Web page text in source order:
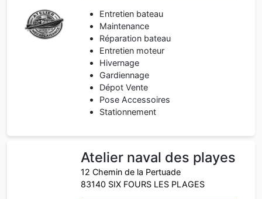
Entretien bateau
Maintenance
Réparation bateau
Entretien moteur
Hivernage
Gardiennage
Dépot Vente
Pose Accessoires
Stationnement
Atelier naval des playes
12 Chemin de la Pertuade
83140 SIX FOURS LES PLAGES